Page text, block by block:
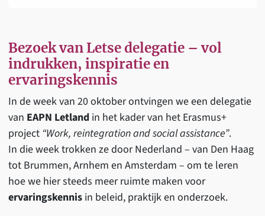
Bezoek van Letse delegatie – vol
indrukken, inspiratie en
ervaringskennis
In de week van 20 oktober ontvingen we een delegatie
van EAPN Letlandin het kader van het Erasmus+
project “Work, reintegration and social assistance”.
In die week trokken ze door Nederland – van Den Haag
tot Brummen, Arnhem en Amsterdam – om te leren
hoe we hier steeds meer ruimte maken voor
ervaringskennisin beleid, praktijk en onderzoek.